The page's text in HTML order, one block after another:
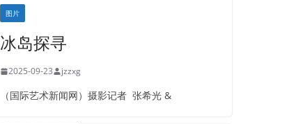
图片
冰岛探寻
2025-09-23 jzzxg
（国际艺术新闻网）摄影记者 张希光 &